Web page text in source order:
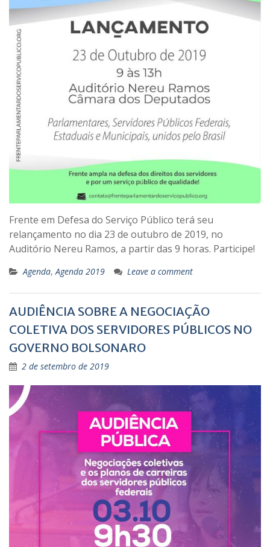
Frente em Defesa do Serviço Público terá seu
relançamento no dia 23 de outubro de 2019, no
Auditório Nereu Ramos, a partir das 9 horas. Participe!
Agenda, Agenda 2019 Leave a comment
AUDIÊNCIA SOBRE A NEGOCIAÇÃO
COLETIVA DOS SERVIDORES PÚBLICOS NO
GOVERNO BOLSONARO
2 de setembro de 2019